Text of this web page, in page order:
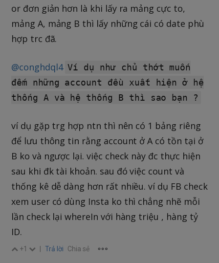
or đơn giản hơn là khi lấy ra mảng cực to,
mảng A, mảng B thì lấy những cái có date phù
hợp trc đã.
@conghdql4 Ví dụ như chủ thớt muốn
đếm những account đều xuất hiện ở hệ
thống A và hệ thống B thì sao bạn ?
ví dụ gặp trg hợp ntn thì nên có 1 bảng riêng
để lưu thông tin rằng account ở A có tồn tại ở
B ko và ngược lại. việc check này đc thực hiện
sau khi đk tài khoản. sau đó việc count và
thống kê dễ dàng hơn rất nhiều. ví dụ FB check
xem user có dùng Insta ko thì chẳng nhẽ mỗi
lần check lại whereIn với hàng triệu , hàng tỷ
ID.
+1 Trả lời Chia sẻ